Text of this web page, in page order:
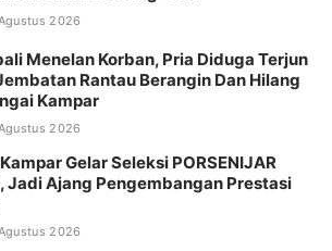
2026
Menelan Korban, Pria Diduga Terjun
Rantau Berangin Dan Hilang
Kampar
2026
Kampar Gelar Seleksi PORSENIJAR
Jadi Ajang Pengembangan Prestasi
2026